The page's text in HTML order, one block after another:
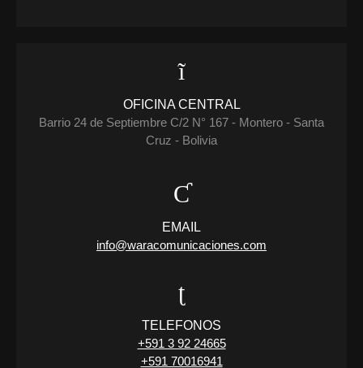
OFICINA CENTRAL
Barrio 24 de Septiembre C/2 N° 167 - Montero - Santa
Cruz - Bolivia
EMAIL
info@waracomunicaciones.com
TELEFONOS
+591 3 92 24665
+591 70016941